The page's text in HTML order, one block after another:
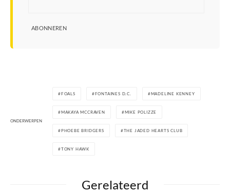
ABONNEREN
ONDERWERPEN
FOALS FONTAINES D.C. MADELINE KENNEY
MAKAYA MCCRAVEN MIKE POLIZZE
PHOEBE BRIDGERS THE JADED HEARTS CLUB
TONY HAWK
Gerelateerd